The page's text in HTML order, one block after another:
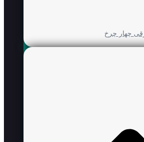
چهار چرخ